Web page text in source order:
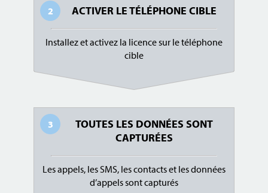
2 ACTIVER LE TÉLÉPHONE CIBLE
Installez et activez la licence sur le téléphone
cible
3
TOUTES LES DONNÉES SONT
CAPTURÉES
Les appels, les SMS, les contacts et les données
d’appels sont capturés